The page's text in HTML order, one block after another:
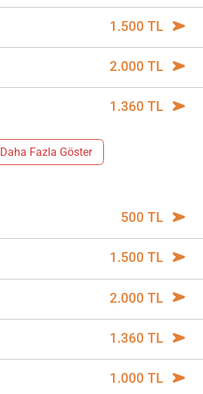
1.500 TL
2.000 TL
1.360 TL
Daha Fazla Göster
500 TL
1.500 TL
2.000 TL
1.360 TL
1.000 TL